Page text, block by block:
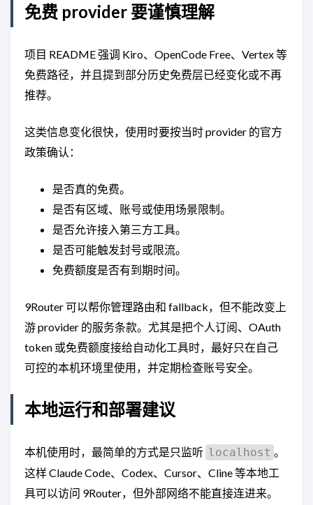
免费 provider 要谨慎理解
项目 README 强调 Kiro、OpenCode Free、Vertex 等
免费路径，并且提到部分历史免费层已经变化或不再
推荐。
这类信息变化很快，使用时要按当时 provider 的官方
政策确认：
是否真的免费。
是否有区域、账号或使用场景限制。
是否允许接入第三方工具。
是否可能触发封号或限流。
免费额度是否有到期时间。
9Router 可以帮你管理路由和 fallback，但不能改变上
游 provider 的服务条款。尤其是把个人订阅、OAuth
token 或免费额度接给自动化工具时，最好只在自己
可控的本机环境里使用，并定期检查账号安全。
本地运行和部署建议
本机使用时，最简单的方式是只监听 localhost 。
这样 Claude Code、Codex、Cursor、Cline 等本地工
具可以访问 9Router，但外部网络不能直接连进来。